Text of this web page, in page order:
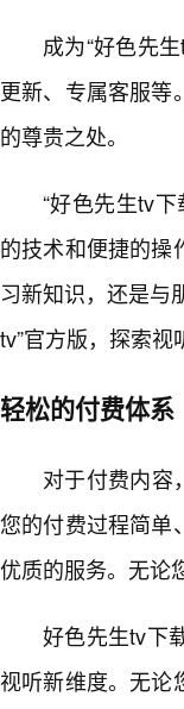
成为“好色先
更新、专属客服等
的尊贵之处。
“好色先生tv
的技术和便捷的操
习新知识，还是与
tv”官方版，探索视
轻松的付费体系
对于付费内容
您的付费过程简单
优质的服务。无论
好色先生tv下
视听新维度。无论